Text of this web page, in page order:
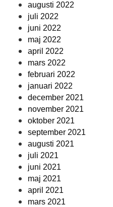
augusti 2022
juli 2022
juni 2022
maj 2022
april 2022
mars 2022
februari 2022
januari 2022
december 2021
november 2021
oktober 2021
september 2021
augusti 2021
juli 2021
juni 2021
maj 2021
april 2021
mars 2021